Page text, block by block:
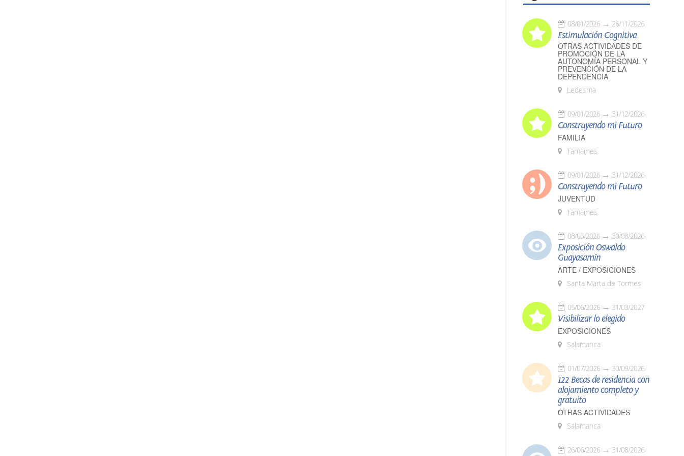
08/01/2026 26/11/2026
Estimulación Cognitiva
OTRAS ACTIVIDADES DE
PROMOCIÓN DE LA
AUTONOMÍA PERSONAL Y
PREVENCIÓN DE LA
DEPENDENCIA
Ledesma
09/01/2026 31/12/2026
Construyendo mi Futuro
FAMILIA
Tamames
09/01/2026 31/12/2026
Construyendo mi Futuro
JUVENTUD
Tamames
08/05/2026 30/08/2026
Exposición Oswaldo
Guayasamín
ARTE / EXPOSICIONES
Santa Marta de Tormes
05/06/2026 31/03/2027
Visibilizar lo elegido
EXPOSICIONES
Salamanca
01/07/2026 30/09/2026
122 Becas de residencia con
alojamiento completo y
gratuito
OTRAS ACTIVIDADES
Salamanca
26/06/2026 31/08/2026